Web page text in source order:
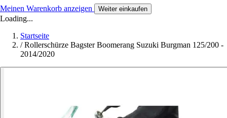
Meinen Warenkorb anzeigen Weiter einkaufen
Loading...
Startseite
/ Rollerschürze Bagster Boomerang Suzuki Burgman 125/200 -
2014/2020